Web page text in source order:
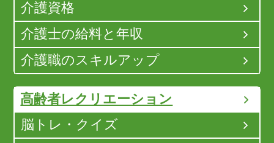
介護資格
介護士の給料と年収
介護職のスキルアップ
高齢者レクリエーション
脳トレ・クイズ